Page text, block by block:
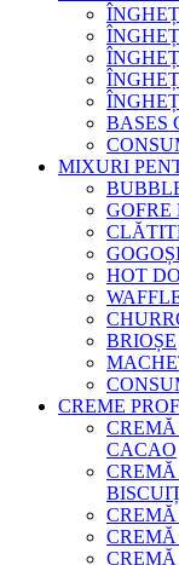
BASES
MIXURI
GOFRE
HOT
BRIOȘE
CREME
CACAO